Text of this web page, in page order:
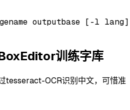
outputbase [-l
训练字库
tesseract-OCR识别中文，可惜准